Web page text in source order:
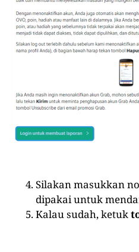
Silakan masukkan
dipakai untuk
Kalau sudah, ketuk